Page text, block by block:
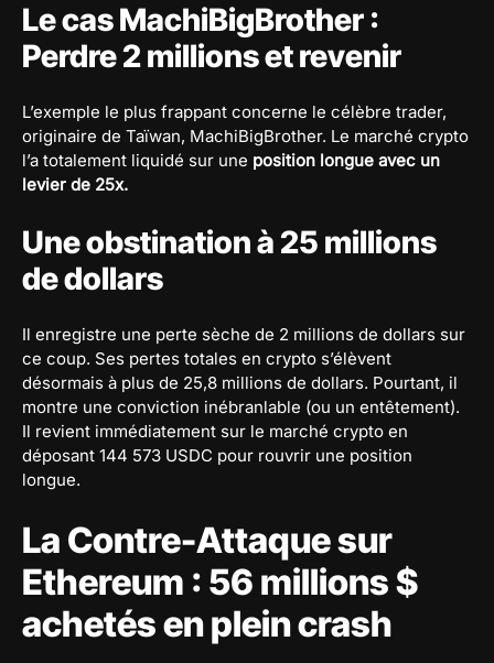
Le cas MachiBigBrother :
Perdre 2 millions et revenir
L’exemple le plus frappant concerne le célèbre trader,
originaire de Taïwan, MachiBigBrother. Le marché crypto
l’a totalement liquidé sur une position longue avec un
levier de 25x.
Une obstination à 25 millions
de dollars
Il enregistre une perte sèche de 2 millions de dollars sur
ce coup. Ses pertes totales en crypto s’élèvent
désormais à plus de 25,8 millions de dollars. Pourtant, il
montre une conviction inébranlable (ou un entêtement).
Il revient immédiatement sur le marché crypto en
déposant 144 573 USDC pour rouvrir une position
longue.
La Contre-Attaque sur
Ethereum : 56 millions $
achetés en plein crash